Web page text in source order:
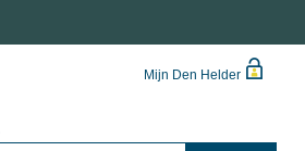
Mijn Den Helder